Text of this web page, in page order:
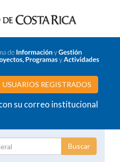
USUARIOS REGISTRADOS
su correo institucional